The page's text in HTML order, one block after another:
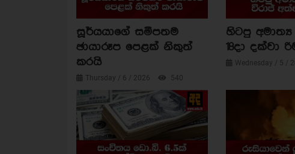
සූර්යයාගේ සමීපතම
ඡායාරූප පෙළක් නිකුත්
කරයි
Thursday / 6 / 2026 540
හිටපු
18දා දක්වා
Wednesday / 5 /